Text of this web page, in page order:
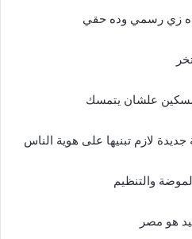
ده زي رسمي وده حقي
علشان يتمسك
لازم تبنيها على هوية الناس
والتنظيم
هو مصر